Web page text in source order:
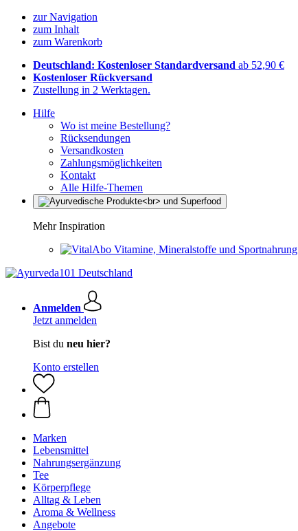
zur Navigation
zum Inhalt
zum Warenkorb
Deutschland: Kostenloser Standardversand ab 52,90 €
Kostenloser Rückversand
Zustellung in 2 Werktagen.
Hilfe
Wo ist meine Bestellung?
Rücksendungen
Versandkosten
Zahlungsmöglichkeiten
Kontakt
Alle Hilfe-Themen
Mehr Inspiration
Vitamine, Mineralstoffe und Sportnahrung
Anmelden
Jetzt anmelden
Bist du neu hier?
Konto erstellen
Marken
Lebensmittel
Nahrungsergänzung
Tee
Körperpflege
Alltag & Leben
Aroma & Wellness
Angebote